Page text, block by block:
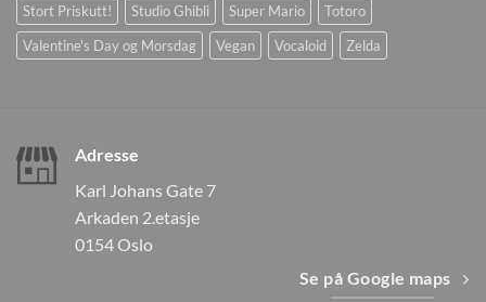
Stort Priskutt!
Studio Ghibli Super Mario
Totoro
Valentine's Day og Morsdag
Vegan Vocaloid Zelda
Adresse
Karl Johans Gate 7
Arkaden 2.etasje
0154 Oslo
Se på Google maps